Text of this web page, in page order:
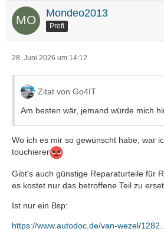
Mondeo2013
Profi
28. Juni 2026 um 14:12
Zitat von Go4IT
Am besten wär, jemand würde mich
Wo ich es mir so gewünscht habe, war
touchierer
Gibt's auch günstige Reparaturteile für
es kostet nur das betroffene Teil zu
Ist nur ein Bsp:
https://www.autodoc.de/van-wezel/